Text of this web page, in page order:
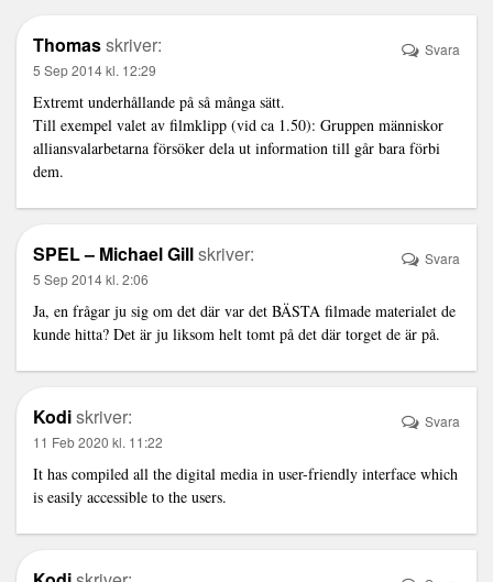
Thomasskriver:
5 Sep 2014 kl. 12:29
Extremt underhållande på så många sätt.
Till exempel valet av filmklipp (vid ca 1.50): Gruppen människor
alliansvalarbetarna försöker dela ut information till går bara förbi
dem.
Svara
SPEL – Michael Gillskriver:
5 Sep 2014 kl. 2:06
Ja, en frågar ju sig om det där var det BÄSTA filmade materialet de
kunde hitta? Det är ju liksom helt tomt på det där torget de är på.
Svara
Kodiskriver:
11 Feb 2020 kl. 11:22
It has compiled all the digital media in user-friendly interface which
is easily accessible to the users.
Svara